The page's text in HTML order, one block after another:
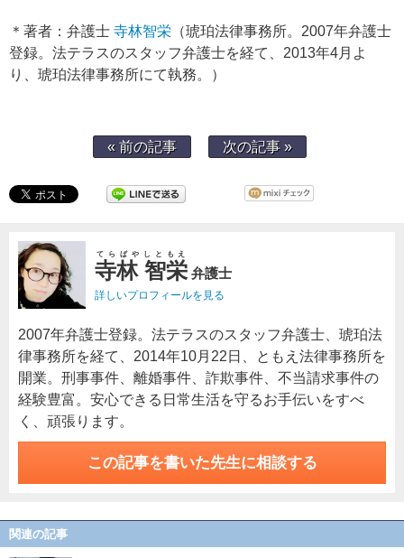
＊著者：弁護士 寺林智栄 （琥珀法律事務所。2007年弁護士
登録。法テラスのスタッフ弁護士を経て、2013年4月よ
り、琥珀法律事務所にて執務。）
« 前の記事 次の記事 »
寺林 智栄
てらばやしともえ
弁護士
詳しいプロフィールを見る
2007年弁護士登録。法テラスのスタッフ弁護士、琥珀法
律事務所を経て、2014年10月22日、ともえ法律事務所を
開業。刑事事件、離婚事件、詐欺事件、不当請求事件の
経験豊富。安心できる日常生活を守るお手伝いをすべ
く、頑張ります。
この記事を書いた先生に相談する
関連の記事